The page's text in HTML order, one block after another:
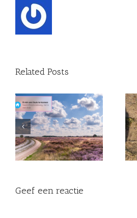
Related Posts
Begin op tijd met
KLEINKINDEREN!
Geef een reactie